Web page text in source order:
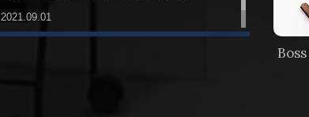
2021.09.01
2021 September 9 Air Energy 風の時代